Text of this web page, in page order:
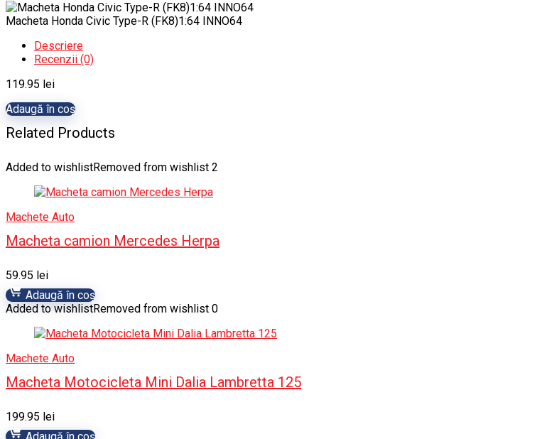
Macheta Honda Civic Type-R (FK8)1:64 INNO64
Descriere
Recenzii (0)
119.95 lei
Adaugă în coș
Related Products
Added to wishlistRemoved from wishlist 2
Machete Auto
Macheta camion Mercedes Herpa
59.95 lei
Adaugă în coș
Added to wishlistRemoved from wishlist 0
Machete Auto
Macheta Motocicleta Mini Dalia Lambretta 125
199.95 lei